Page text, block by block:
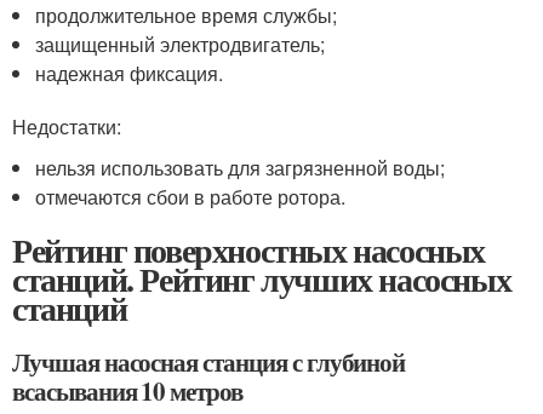
продолжительное время службы;
защищенный электродвигатель;
надежная фиксация.
Недостатки:
нельзя использовать для загрязненной воды;
отмечаются сбои в работе ротора.
Рейтинг поверхностных насосных
станций. Рейтинг лучших насосных
станций
Лучшая насосная станция с глубиной
всасывания 10 метров